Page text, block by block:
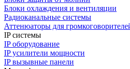
Блоки охлаждения и вентиляции
Радиоканальные системы
Аттенюаторы для
IP системы
IP оборудование
IP усилители мощности
IP вызывные панели